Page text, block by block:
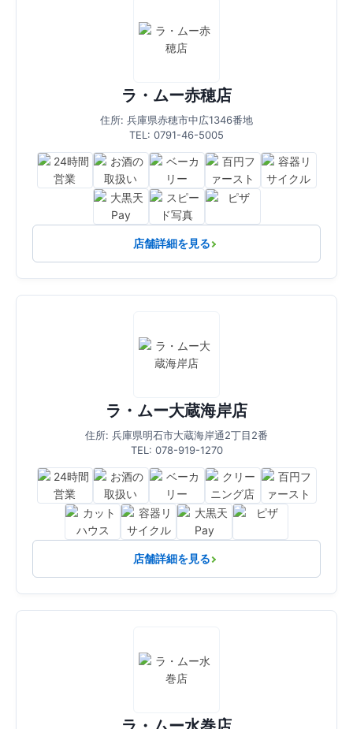
ラ・ムー赤穂店
住所: 兵庫県赤穂市中広1346番地
TEL: 0791-46-5005
店舗詳細を見る
ラ・ムー大蔵海岸店
住所: 兵庫県明石市大蔵海岸通2丁目2番
TEL: 078-919-1270
店舗詳細を見る